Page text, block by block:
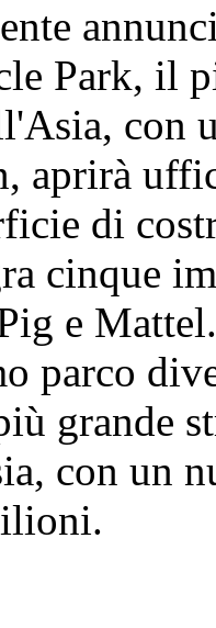
Park, il
con
aprirà
di
cinque
e
parco
grande
con un